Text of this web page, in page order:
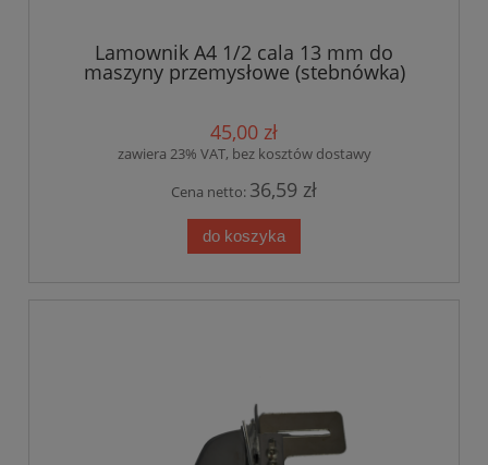
Lamownik A4 1/2 cala 13 mm do
maszyny przemysłowe (stebnówka)
45,00 zł
zawiera 23% VAT, bez kosztów dostawy
Cena netto: 36,59 zł
do koszyka